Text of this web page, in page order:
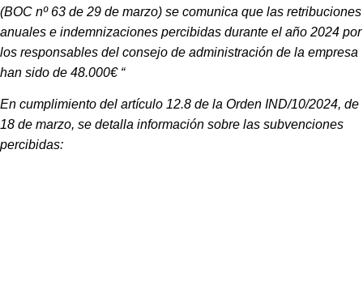
(BOC nº 63 de 29 de marzo) se comunica que las retribuciones
anuales e indemnizaciones percibidas durante el año 2024 por
los responsables del consejo de administración de la empresa
han sido de 48.000€ “
En cumplimiento del artículo 12.8 de la Orden IND/10/2024, de
18 de marzo, se detalla información sobre las subvenciones
percibidas: